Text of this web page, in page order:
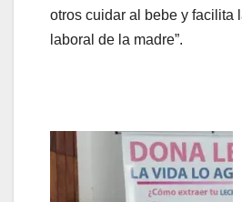
otros cuidar al bebe y facilita
laboral de la madre”.